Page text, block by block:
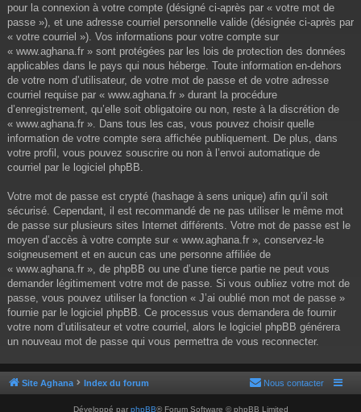
pour la connexion à votre compte (désigné ci-après par « votre mot de
passe »), et une adresse courriel personnelle valide (désignée ci-après par
« votre courriel »). Vos informations pour votre compte sur
« www.aghana.fr » sont protégées par les lois de protection des données
applicables dans le pays qui nous héberge. Toute information en-dehors
de votre nom d’utilisateur, de votre mot de passe et de votre adresse
courriel requise par « www.aghana.fr » durant la procédure
d’enregistrement, qu’elle soit obligatoire ou non, reste à la discrétion de
« www.aghana.fr ». Dans tous les cas, vous pouvez choisir quelle
information de votre compte sera affichée publiquement. De plus, dans
votre profil, vous pouvez souscrire ou non à l’envoi automatique de
courriel par le logiciel phpBB.
Votre mot de passe est crypté (hashage à sens unique) afin qu’il soit
sécurisé. Cependant, il est recommandé de ne pas utiliser le même mot
de passe sur plusieurs sites Internet différents. Votre mot de passe est le
moyen d’accès à votre compte sur « www.aghana.fr », conservez-le
soigneusement et en aucun cas une personne affiliée de
« www.aghana.fr », de phpBB ou une d’une tierce partie ne peut vous
demander légitimement votre mot de passe. Si vous oubliez votre mot de
passe, vous pouvez utiliser la fonction « J’ai oublié mon mot de passe »
fournie par le logiciel phpBB. Ce processus vous demandera de fournir
votre nom d’utilisateur et votre courriel, alors le logiciel phpBB générera
un nouveau mot de passe qui vous permettra de vous reconnecter.
Site Aghana Index du forum Nous contacter
Développé par phpBB® Forum Software © phpBB Limited